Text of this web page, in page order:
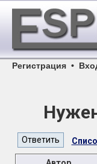
Регистрация •